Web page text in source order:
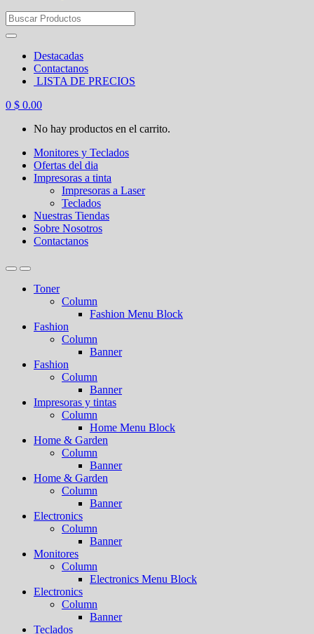
Search
for:
Destacadas
Contactanos
LISTA DE PRECIOS
0 $ 0.00
No hay productos en el carrito.
Monitores y Teclados
Ofertas del dia
Impresoras a tinta
Impresoras a Laser
Teclados
Nuestras Tiendas
Sobre Nosotros
Contactanos
Toner
Column
Fashion Menu Block
Fashion
Column
Banner
Fashion
Column
Banner
Impresoras y tintas
Column
Home Menu Block
Home & Garden
Column
Banner
Home & Garden
Column
Banner
Electronics
Column
Banner
Monitores
Column
Electronics Menu Block
Electronics
Column
Banner
Teclados